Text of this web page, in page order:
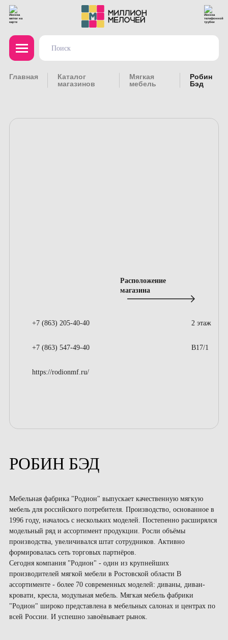
Главная
Каталог
магазинов
Мягкая
мебель
Робин
Бэд
Расположение
магазина
+7 (863) 205-40-40
+7 (863) 547-49-40
https://rodionmf.ru/
2 этаж
В17/1
РОБИН БЭД
Мебельная фабрика "Родион" выпускает качественную мягкую
мебель для российского потребителя. Производство, основанное в
1996 году, началось с нескольких моделей. Постепенно расширялся
модельный ряд и ассортимент продукции. Росли объёмы
производства, увеличивался штат сотрудников. Активно
формировалась сеть торговых партнёров.
Сегодня компания "Родион" - один из крупнейших
производителей мягкой мебели в Ростовской области В
ассортименте - более 70 современных моделей: диваны, диван-
кровати, кресла, модульная мебель. Мягкая мебель фабрики
"Родион" широко представлена в мебельных салонах и центрах по
всей России. И успешно завоёвывает рынок.